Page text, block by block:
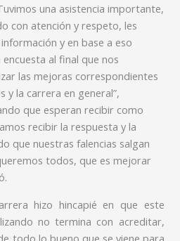
una asistencia importante,
con atención y respeto, les
y en base a eso
al final que nos
las mejoras correspondientes
y la carrera en general”,
que esperan recibir como
recibir la respuesta y la
que nuestras falencias salgan
todos, que es mejorar
hizo hincapié en que este
no termina con acreditar,
todo lo bueno que se viene para